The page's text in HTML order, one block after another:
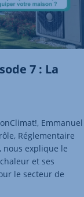
7 : La
Emmanuel
Réglementaire
nous explique le
et ses
le secteur de